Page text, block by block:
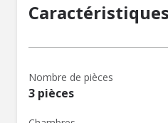
Caractéristiques
Nombre de pièces
3 pièces